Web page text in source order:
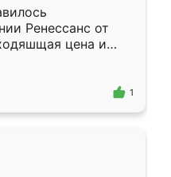
Ренессанс от
цена и
Приехавший
самый
1